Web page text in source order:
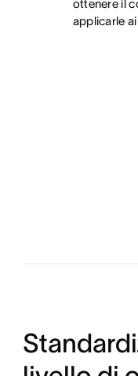
ottenere il
applicarle